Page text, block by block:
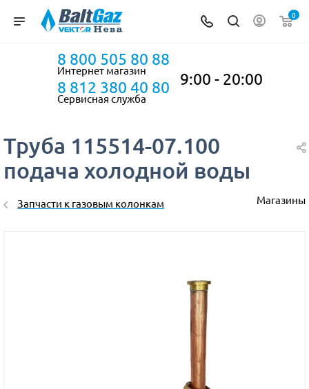
0
8 800 505 80 88
Интернет магазин
8 812 380 40 80
Сервисная служба
9:00 - 20:00
Труба 115514-07.100
подача холодной воды
Запчасти к газовым колонкам Магазины